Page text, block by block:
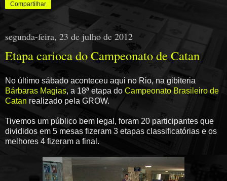
Compartilhar
segunda-feira, 23 de julho de 2012
Etapa carioca do Campeonato de Catan
No último sábado aconteceu aqui no Rio, na gibiteria
Bárbaras Magias, a 18ª etapa do Campeonato Brasileiro de
Catan realizado pela GROW.
Tivemos um público bem legal, foram 20 participantes que
divididos em 5 mesas fizeram 3 etapas classificatórias e os
melhores 4 fizeram a final.